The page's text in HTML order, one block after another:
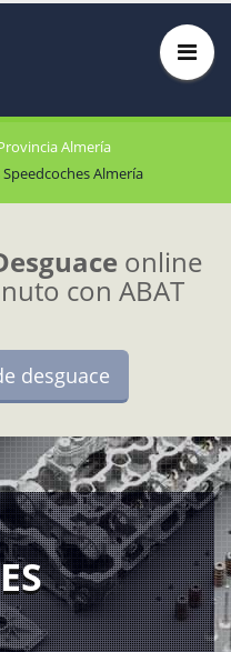
Almería
Speedcoches Almería
online
con ABAT
desguace